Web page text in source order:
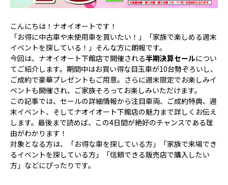
こんにちは！ナオイオートです！
「お得に中古車や未使用車を買いたい！」「家族で楽しめる週末
イベントを探している！」そんな方に朗報です。
今回は、ナオイオート下館店で開催される半期決算セールについ
てご紹介します。期間中はお買い得な目玉車が10台勢ぞろいし、
ご成約で豪華プレゼントもご用意。さらに週末限定でお楽しみイ
ベントも開催され、ご家族そろってお楽しみいただけます。
この記事では、セールの詳細情報から注目車両、ご成約特典、週
末イベント、そしてナオイオート下館店の魅力まで詳しくお伝え
します。最後まで読めば、この4日間が絶好のチャンスである理
由がわかります！
対象となる方は、「お得な車を探している方」「家族で来場でき
るイベントを探している方」「信頼できる販売店で購入したい
方」などにぴったりです。